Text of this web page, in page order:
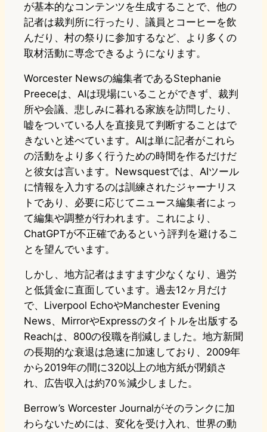
が基本的なコンテンツを生成することで、他の
記者は裁判所に行ったり、議員とコーヒーを飲
んだり、村の祭りに参加するなど、より多くの
取材活動に専念できるようになります。
Worcester Newsの編集者であるStephanie
Preeceは、AIは現場にいることができず、裁判
所や会議、悲しみに暮れる家族を訪問したり、
嘘をついている人を直接見て判断することはで
きないと述べています。AIは単に記者がこれら
の活動をより多く行うための時間を作るだけだ
と彼女は言います。Newsquestでは、AIツール
に情報を入力するのは訓練されたジャーナリス
トであり、必要に応じてニュース編集者によっ
て編集や調整が行われます。これにより、
ChatGPTが不正確であるという評判を避けるこ
とを望んでいます。
しかし、地方記者はますます少なくなり、過労
と低賃金に直面しています。過去12ヶ月だけ
で、Liverpool EchoやManchester Evening
News、MirrorやExpressのタイトルを出版する
Reachは、800の役職を削減しました。地方新聞
の長期的な衰退は急速に加速しており、2009年
から2019年の間に320以上の地方紙が閉鎖さ
れ、広告収入は約70％減少しました。
Berrow’s Worcester Journalがそのランクに加
わらないためには、変化を受け入れ、世界の動